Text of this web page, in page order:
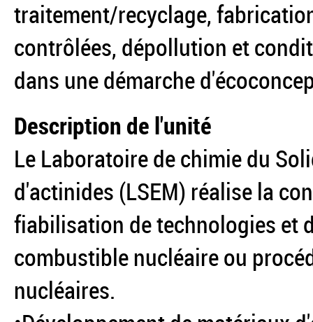
traitement/recyclage,
contrôlées, dépollution et
dans une démarche
Description de l'unité
Le Laboratoire de chimie du
d'actinides (LSEM) réalise la
fiabilisation de technologies et
combustible nucléaire ou
nucléaires.